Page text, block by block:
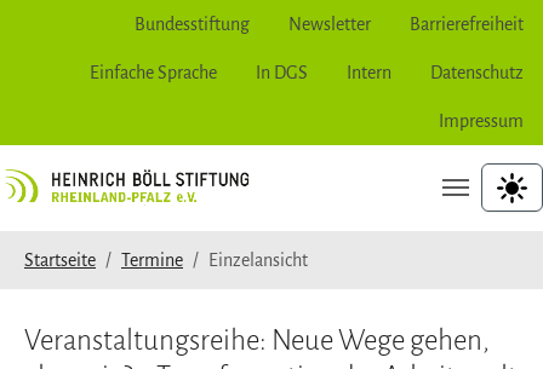
Bundesstiftung Newsletter Barrierefreiheit
Einfache Sprache In DGS Intern Datenschutz
Impressum
Startseite
Termine Einzelansicht
Veranstaltungsreihe: Neue Wege gehen,